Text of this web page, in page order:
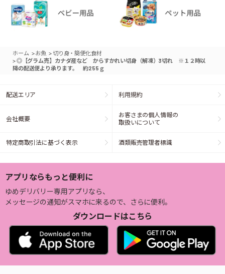
ホーム >お魚 >切り身・簡便化食材
>◎【グラム売】カナダ産など からすかれい切身（解凍）3切れ ※１２時以
降の配送便より承ります。 約255ｇ
配送エリア 利用規約
会社概要
お客さまの個人情報の
取扱いについて
特定商取引法に基づく表示 酒類販売管理者標識
アプリならもっと便利に
ゆめデリバリー専用アプリなら、
メッセージの通知がスマホに来るので、さらに便利。
ダウンロードはこちら